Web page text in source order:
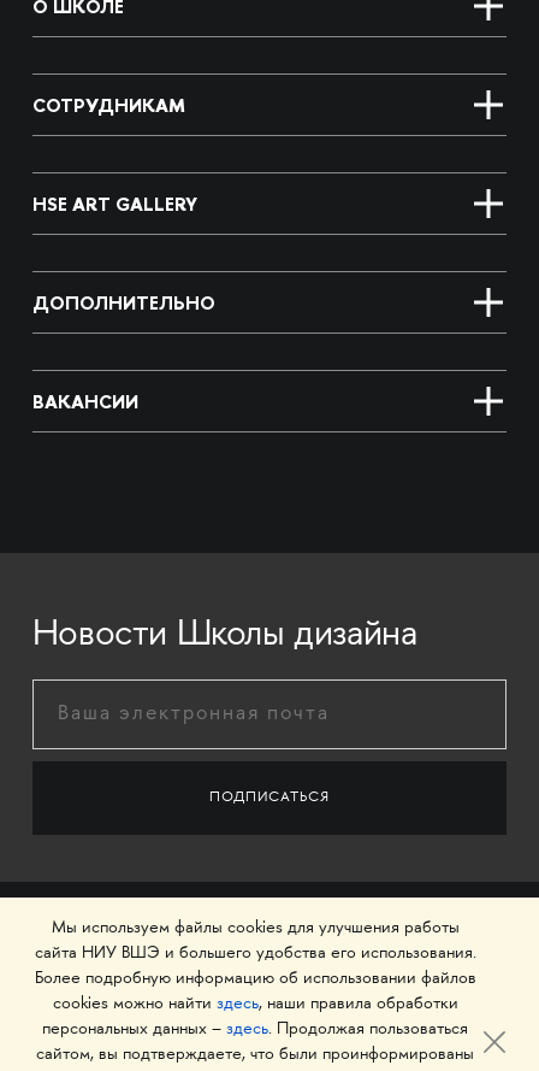
О ШКОЛЕ
СОТРУДНИКАМ
HSE ART GALLERY
ДОПОЛНИТЕЛЬНО
ВАКАНСИИ
Новости Школы дизайна
Мы используем файлы cookies для улучшения работы
сайта НИУ ВШЭ и большего удобства его использования.
Более подробную информацию об использовании файлов
cookies можно найти здесь, наши правила обработки
персональных данных – здесь. Продолжая пользоваться
сайтом, вы подтверждаете, что были проинформированы